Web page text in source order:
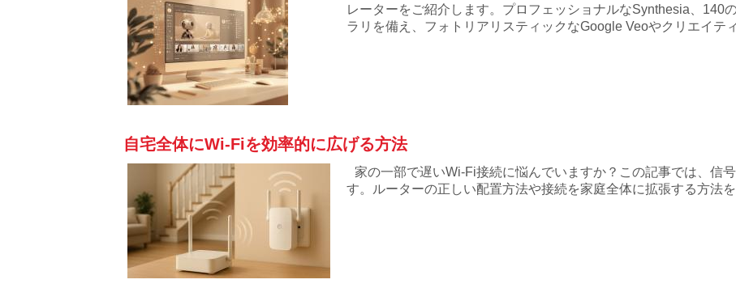
レーターをご紹介します。プロフェッショナルなSynthesia、140
ラリを備え、フォトリアリスティックなGoogle Veoやクリエイテ
自宅全体にWi-Fiを効率的に広げる方法
家の一部で遅いWi-Fi接続に悩んでいますか？この記事では、信
す。ルーターの正しい配置方法や接続を家庭全体に拡張する方法を